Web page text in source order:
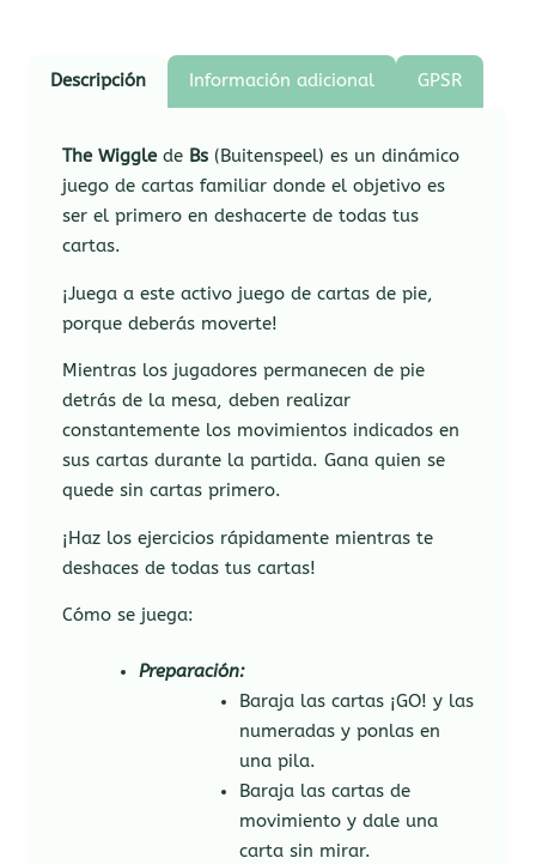
Descripción Información adicional GPSR
The Wigglede Bs (Buitenspeel) es un dinámico
juego de cartas familiar donde el objetivo es
ser el primero en deshacerte de todas tus
cartas.
¡Juega a este activo juego de cartas de pie,
porque deberás moverte!
Mientras los jugadores permanecen de pie
detrás de la mesa, deben realizar
constantemente los movimientos indicados en
sus cartas durante la partida. Gana quien se
quede sin cartas primero.
¡Haz los ejercicios rápidamente mientras te
deshaces de todas tus cartas!
Cómo se juega:
Preparación:
Baraja las cartas ¡GO! y las
numeradas y ponlas en
una pila.
Baraja las cartas de
movimiento y dale una
carta sin mirar.